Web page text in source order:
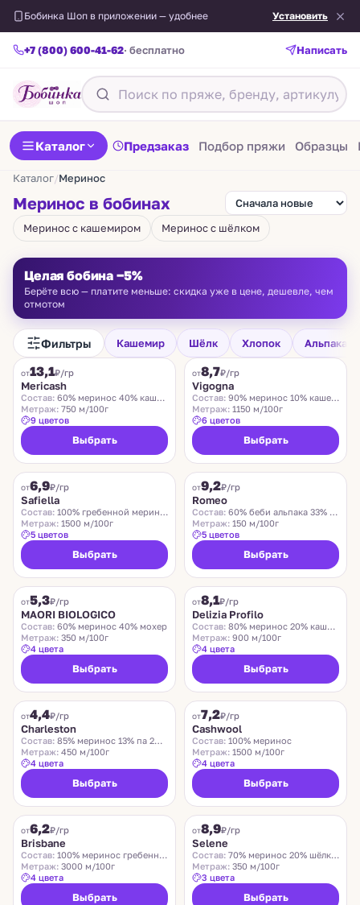
Бобинка Шоп в приложении — удобнее Установить
+7 (800) 600-41-62· бесплатно Написать
Каталог Предзаказ Подбор пряжи Образцы
Каталог/Меринос
Меринос в бобинах
Меринос с кашемиром Меринос с шёлком
Целая бобина −5%
Берёте всю — платите меньше: скидка уже в цене, дешевле, чем
отмотом
Фильтры Кашемир Шёлк Хлопок Альпака
FILAMORE
от13,1₽/гр
Mericash
Состав: 60% меринос 40% кашемир
Метраж: 750 м/100г
9 цветов
Выбрать
VIGOGNA
от8,7₽/гр
Vigogna
Состав: 90% меринос 10% кашемир
Метраж: 1150 м/100г
6 цветов
Выбрать
от6,9₽/гр
Safiella
Состав: 100% гребенной меринос
Метраж: 1500 м/100г
5 цветов
Выбрать
от9,2₽/гр
Romeo
Состав: 60% беби альпака 33% меринос 7% нейлон
Метраж: 150 м/100г
5 цветов
Выбрать
от5,3₽/гр
MAORI BIOLOGICO
Состав: 60% меринос 40% мохер
Метраж: 350 м/100г
4 цвета
Выбрать
от8,1₽/гр
Delizia Profilo
Состав: 80% меринос 20% кашемир
Метраж: 900 м/100г
4 цвета
Выбрать
от4,4₽/гр
Charleston
Состав: 85% меринос 13% па 2% эластан
Метраж: 450 м/100г
4 цвета
Выбрать
от7,2₽/гр
Cashwool
Состав: 100% меринос
Метраж: 1500 м/100г
4 цвета
Выбрать
от6,2₽/гр
Brisbane
Состав: 100% меринос гребенной
Метраж: 3000 м/100г
4 цвета
Выбрать
от8,9₽/гр
Selene
Состав: 70% меринос 20% шёлк 10% лён
Метраж: 350 м/100г
3 цвета
Выбрать